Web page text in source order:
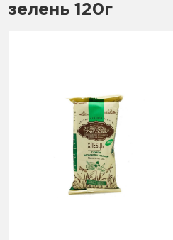
зелень 120г